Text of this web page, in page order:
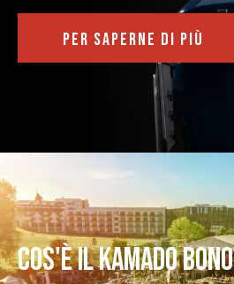
PER SAPERNE DI PIÙ
Cos'è il kamado bono